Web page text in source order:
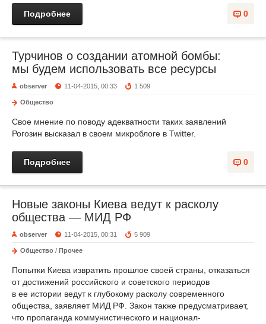
0
Подробнее
Турчинов о создании атомной бомбы:
мы будем использовать все ресурсы
observer 11-04-2015, 00:33 1 509
Общество
Свое мнение по поводу адекватности таких заявлений
Рогозин высказал в своем микроблоге в Twitter.
0
Подробнее
Новые законы Киева ведут к расколу
общества — МИД РФ
observer 11-04-2015, 00:31 5 909
Общество / Прочее
Попытки Киева извратить прошлое своей страны, отказаться
от достижений российского и советского периодов
в ее истории ведут к глубокому расколу современного
общества, заявляет МИД РФ. Закон также предусматривает,
что пропаганда коммунистического и национал-